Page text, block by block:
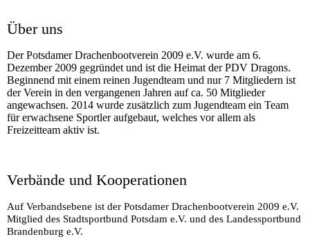
Über uns
Der Potsdamer Drachenbootverein 2009 e.V. wurde am 6.
Dezember 2009 gegründet und ist die Heimat der PDV Dragons.
Beginnend mit einem reinen Jugendteam und nur 7 Mitgliedern ist
der Verein in den vergangenen Jahren auf ca. 50 Mitglieder
angewachsen. 2014 wurde zusätzlich zum Jugendteam ein Team
für erwachsene Sportler aufgebaut, welches vor allem als
Freizeitteam aktiv ist.
Verbände und Kooperationen
Auf Verbandsebene ist der Potsdamer Drachenbootverein 2009 e.V.
Mitglied des Stadtsportbund Potsdam e.V. und des Landessportbund
Brandenburg e.V.